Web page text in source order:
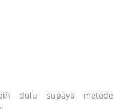
dulu supaya metode